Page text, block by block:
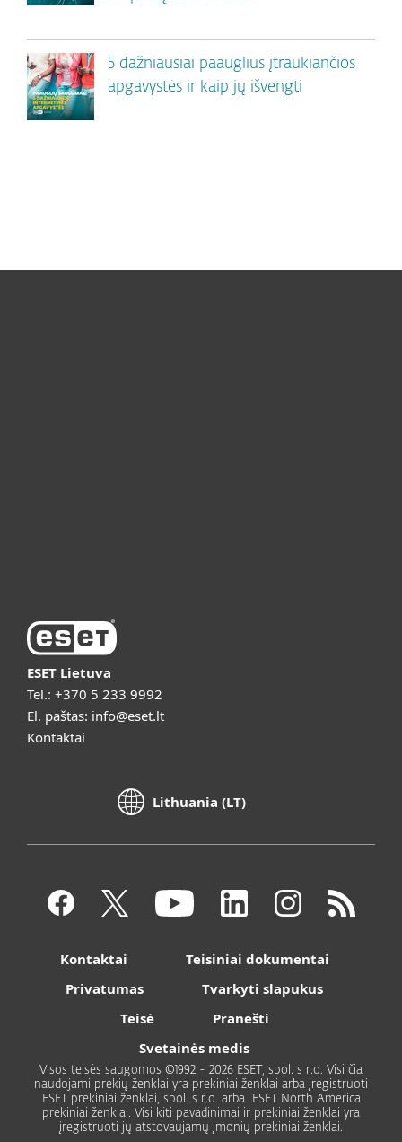
5 dažniausiai paauglius įtraukiančios
apgavystės ir kaip jų išvengti
ESET Lietuva
Tel.: +370 5 233 9992
El. paštas: info@eset.lt
Kontaktai
Lithuania (LT)
Kontaktai
Teisiniai dokumentai
Privatumas
Tvarkyti slapukus
Teisė
Pranešti
Svetainės medis
Visos teisės saugomos ©1992 - 2026 ESET, spol. s r.o. Visi čia
naudojami prekių ženklai yra prekiniai ženklai arba įregistruoti
ESET prekiniai ženklai, spol. s r.o. arba ESET North America
prekiniai ženklai. Visi kiti pavadinimai ir prekiniai ženklai yra
įregistruoti jų atstovaujamų įmonių prekiniai ženklai.